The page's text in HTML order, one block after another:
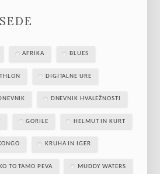
AFRIKA BLUES
DIGITALNE URE
DNEVNIK HVALEŽNOSTI
GORILE HELMUT IN KURT
KRUHA IN IGER
KO TO TAMO PEVA MUDDY WATERS